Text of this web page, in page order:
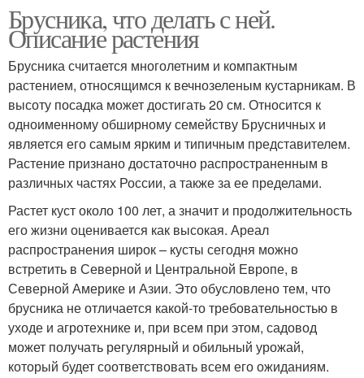
Брусника, что делать с ней.
Описание растения
Брусника считается многолетним и компактным
растением, относящимся к вечнозеленым кустарникам. В
высоту посадка может достигать 20 см. Относится к
одноименному обширному семейству Брусничных и
является его самым ярким и типичным представителем.
Растение признано достаточно распространенным в
различных частях России, а также за ее пределами.
Растет куст около 100 лет, а значит и продолжительность
его жизни оценивается как высокая. Ареал
распространения широк – кусты сегодня можно
встретить в Северной и Центральной Европе, в
Северной Америке и Азии. Это обусловлено тем, что
брусника не отличается какой-то требовательностью в
уходе и агротехнике и, при всем при этом, садовод
может получать регулярный и обильный урожай,
который будет соответствовать всем его ожиданиям.